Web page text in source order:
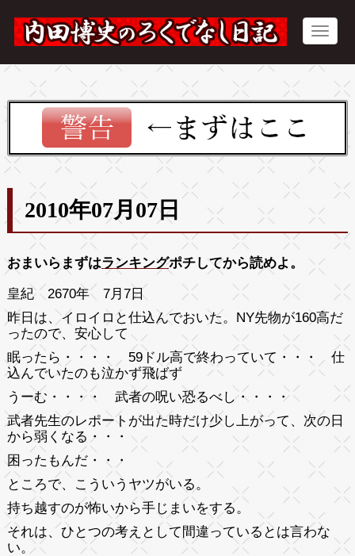
2010年07月07日
おまいらまずはランキングポチしてから読めよ。
皇紀 2670年 7月7日
昨日は、イロイロと仕込んでおいた。NY先物が160高だ
ったので、安心して
眠ったら・・・・ 59ドル高で終わっていて・・・ 仕
込んでいたのも泣かず飛ばず
うーむ・・・・ 武者の呪い恐るべし・・・・
武者先生のレポートが出た時だけ少し上がって、次の日
から弱くなる・・・
困ったもんだ・・・
ところで、こういうヤツがいる。
持ち越すのが怖いから手じまいをする。
それは、ひとつの考えとして間違っているとは言わな
い。